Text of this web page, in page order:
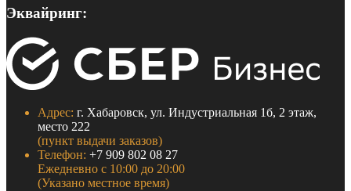
Эквайринг:
Адрес: г. Хабаровск, ул. Индустриальная 1б, 2 этаж,
место 222
(пункт выдачи заказов)
Телефон: +7 909 802 08 27
Ежедневно с 10:00 до 20:00
(Указано местное время)